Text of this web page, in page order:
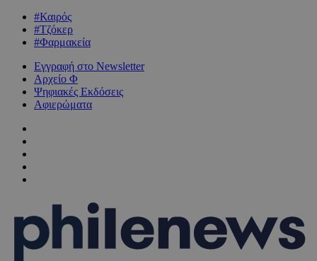
#Καιρός
#Τζόκερ
#Φαρμακεία
Εγγραφή στο Newsletter
Αρχείο Φ
Ψηφιακές Εκδόσεις
Αφιερώματα